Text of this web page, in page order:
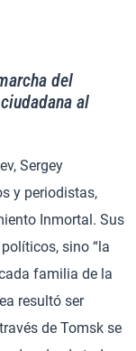
del
al
Sergey
y periodistas,
Inmortal. Sus
sino “la
familia de la
resultó ser
de Tomsk se